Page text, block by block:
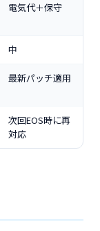
電気代＋保守
中
最新パッチ適用
次回EOS時に再
対応